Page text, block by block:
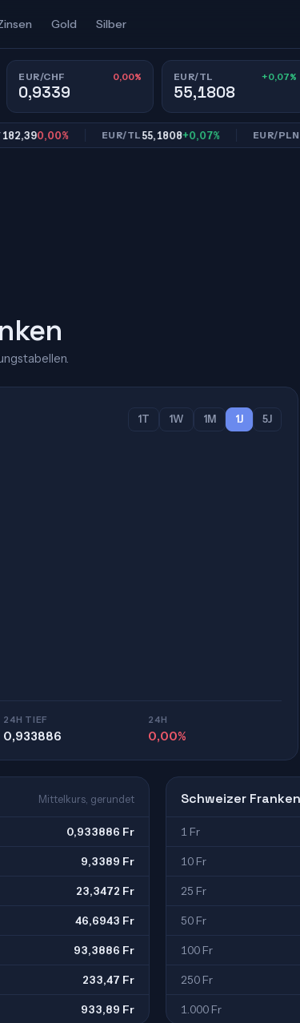
Gold Silber
EUR/CHF 0,00%
0,9339
EUR/TL +0,07%
55,1808
0,00% EUR/TL55,1808+0,07% EUR/PLN
1T 1W 1M 1J 5J
24H TIEF
0,933886
24H
0,00%
Mittelkurs, gerundet
0,933886 Fr
9,3389 Fr
23,3472 Fr
46,6943 Fr
93,3886 Fr
233,47 Fr
933,89 Fr
Schweizer
1 Fr
10 Fr
25 Fr
50 Fr
100 Fr
250 Fr
1.000 Fr